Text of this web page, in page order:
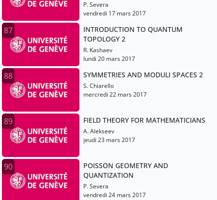
P. Severa
vendredi 17 mars 2017
87
INTRODUCTION TO QUANTUM
TOPOLOGY 2
R. Kashaev
lundi 20 mars 2017
88 SYMMETRIES AND MODULI SPACES 2
S. Chiarello
mercredi 22 mars 2017
89 FIELD THEORY FOR MATHEMATICIANS
A. Alekseev
jeudi 23 mars 2017
90
POISSON GEOMETRY AND
QUANTIZATION
P. Severa
vendredi 24 mars 2017